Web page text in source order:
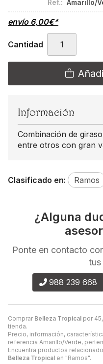
Ref.: Amarillo/
envío 6,00€*
Cantidad
Comprar Belleza Tropical por
tienda.
Precio, información,
referencia Amarillo/Verde,
Encuentra productos
Belleza Tropical en "Ramos".
Información
Combinación de
entre otros con gran
Clasificado en: Ramos
¿Alguna
Ponte en contacto
tus
988 239 668